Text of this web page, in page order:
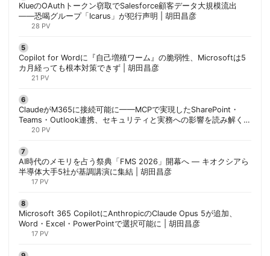
KlueのOAuthトークン窃取でSalesforce顧客データ大規模流出
——恐喝グループ「Icarus」が犯行声明 | 胡田昌彦
28 PV
Copilot for Wordに『自己増殖ワーム』の脆弱性、Microsoftは5
カ月経っても根本対策できず | 胡田昌彦
21 PV
ClaudeがM365に接続可能に——MCPで実現したSharePoint・
Teams・Outlook連携、セキュリティと実務への影響を読み解く |
胡田昌彦
20 PV
AI時代のメモリを占う祭典「FMS 2026」開幕へ ― キオクシアら
半導体大手5社が基調講演に集結 | 胡田昌彦
17 PV
Microsoft 365 CopilotにAnthropicのClaude Opus 5が追加、
Word・Excel・PowerPointで選択可能に | 胡田昌彦
17 PV